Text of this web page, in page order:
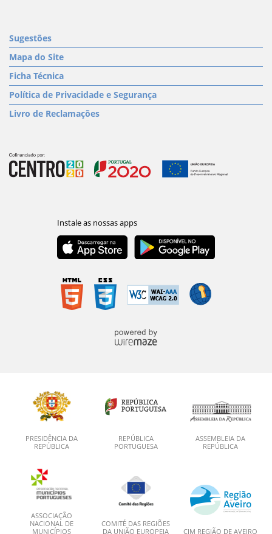
Sugestões
Mapa do Site
Ficha Técnica
Política de Privacidade e Segurança
Livro de Reclamações
PRESIDÊNCIA DA
REPÚBLICA
REPÚBLICA
PORTUGUESA
ASSEMBLEIA DA
REPÚBLICA
ASSOCIAÇÃO
NACIONAL DE
MUNICÍPIOS
COMITÉ DAS REGIÕES
DA UNIÃO EUROPEIA
CIM REGIÃO DE AVEIRO